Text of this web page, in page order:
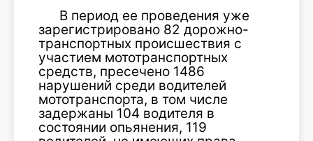
В период ее проведения уже
зарегистрировано 82 дорожно-
транспортных происшествия с
участием мототранспортных
средств, пресечено 1486
нарушений среди водителей
мототранспорта, в том числе
задержаны 104 водителя в
состоянии опьянения, 119